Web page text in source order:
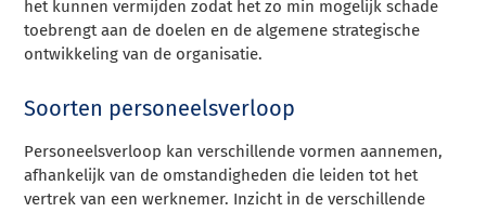
het kunnen vermijden zodat het zo min mogelijk schade
toebrengt aan de doelen en de algemene strategische
ontwikkeling van de organisatie.
Soorten personeelsverloop
Personeelsverloop kan verschillende vormen aannemen,
afhankelijk van de omstandigheden die leiden tot het
vertrek van een werknemer. Inzicht in de verschillende